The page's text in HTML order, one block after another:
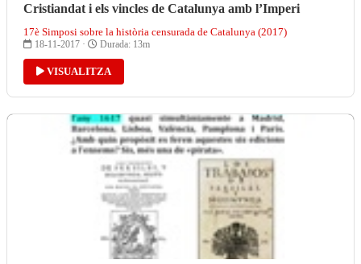
Cristiandat i els vincles de Catalunya amb l’Imperi
17è Simposi sobre la història censurada de Catalunya (2017)
18-11-2017 · Durada: 13m
VISUALITZA